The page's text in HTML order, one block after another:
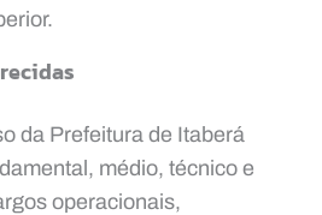
da Prefeitura de Itaberá
médio, técnico e
operacionais,